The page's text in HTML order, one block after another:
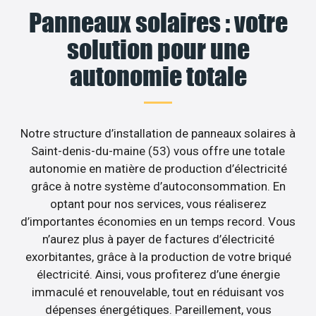
Panneaux solaires : votre
solution pour une
autonomie totale
Notre structure d’installation de panneaux solaires à
Saint-denis-du-maine (53) vous offre une totale
autonomie en matière de production d’électricité
grâce à notre système d’autoconsommation. En
optant pour nos services, vous réaliserez
d’importantes économies en un temps record. Vous
n’aurez plus à payer de factures d’électricité
exorbitantes, grâce à la production de votre briqué
électricité. Ainsi, vous profiterez d’une énergie
immaculé et renouvelable, tout en réduisant vos
dépenses énergétiques. Pareillement, vous